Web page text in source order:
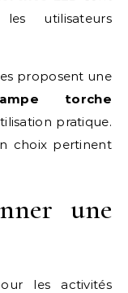
les utilisateurs
proposent une
torche
pratique.
choix pertinent
une
les activités